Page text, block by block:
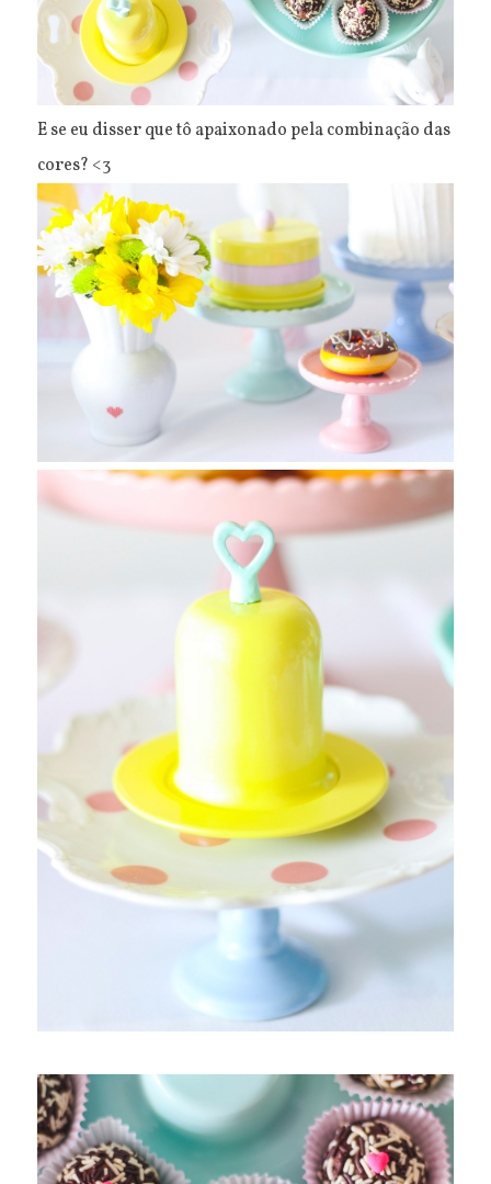
E se eu disser que tô apaixonado pela combinação das
cores? <3